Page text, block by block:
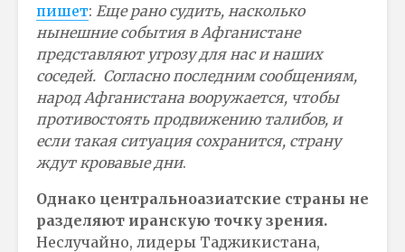
пишет: Еще рано судить, насколько
нынешние события в Афганистане
представляют угрозу для нас и наших
соседей. Согласно последним сообщениям,
народ Афганистана вооружается, чтобы
противостоять продвижению талибов, и
если такая ситуация сохранится, страну
ждут кровавые дни.
Однако центральноазиатские страны не
разделяют иранскую точку зрения.
Неслучайно, лидеры Таджикистана,